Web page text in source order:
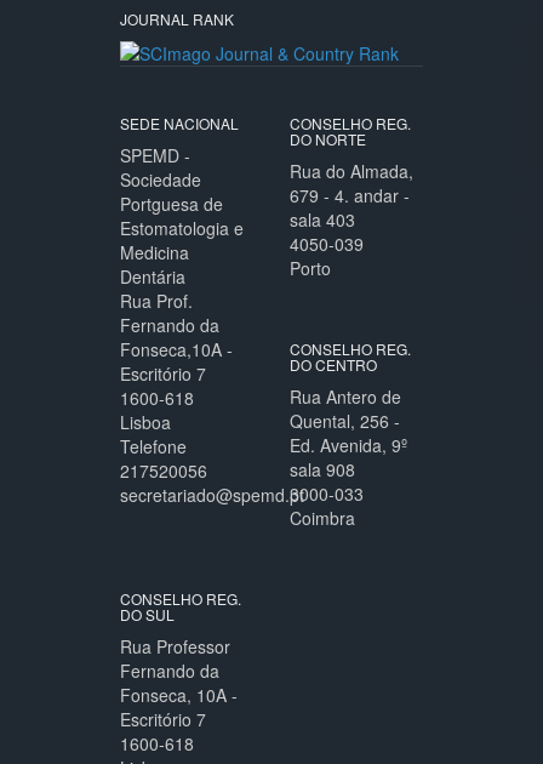
JOURNAL RANK
SEDE NACIONAL
SPEMD -
Sociedade
Portguesa de
Estomatologia e
Medicina
Dentária
Rua Prof.
Fernando da
Fonseca,10A -
Escritório 7
1600-618
Lisboa
Telefone
217520056
secretariado@spemd.pt
CONSELHO REG.
DO NORTE
Rua do Almada,
679 - 4. andar -
sala 403
4050-039
Porto
CONSELHO REG.
DO CENTRO
Rua Antero de
Quental, 256 -
Ed. Avenida, 9º
sala 908
3000-033
Coimbra
CONSELHO REG.
DO SUL
Rua Professor
Fernando da
Fonseca, 10A -
Escritório 7
1600-618